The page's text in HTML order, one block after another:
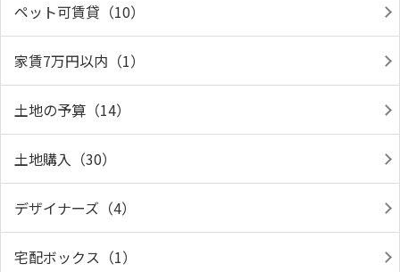
ペット可賃貸（10）
家賃7万円以内（1）
土地の予算（14）
土地購入（30）
デザイナーズ（4）
宅配ボックス（1）